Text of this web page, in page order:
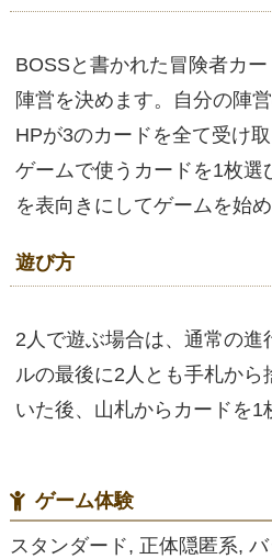
BOSSと書かれた冒険者カー
陣営を決めます。自分の陣
HPが3のカードを全て受け
ゲームで使うカードを1枚選
を表向きにしてゲームを始め
遊び方
2人で遊ぶ場合は、通常の進
ルの最後に2人とも手札か
いた後、山札からカードを1
ゲーム体験
スタンダード, 正体隠匿系,